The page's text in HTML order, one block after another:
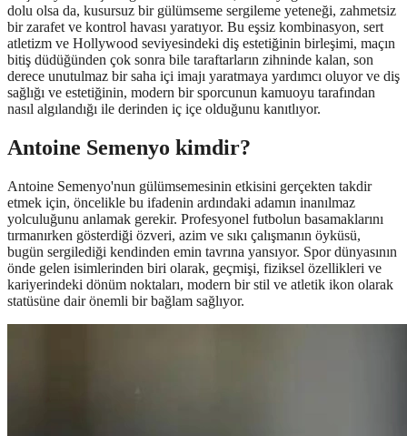
dolu olsa da, kusursuz bir gülümseme sergileme yeteneği, zahmetsiz
bir zarafet ve kontrol havası yaratıyor. Bu eşsiz kombinasyon, sert
atletizm ve Hollywood seviyesindeki diş estetiğinin birleşimi, maçın
bitiş düdüğünden çok sonra bile taraftarların zihninde kalan, son
derece unutulmaz bir saha içi imajı yaratmaya yardımcı oluyor ve diş
sağlığı ve estetiğinin, modern bir sporcunun kamuoyu tarafından
nasıl algılandığı ile derinden iç içe olduğunu kanıtlıyor.
Antoine Semenyo kimdir?
Antoine Semenyo'nun gülümsemesinin etkisini gerçekten takdir
etmek için, öncelikle bu ifadenin ardındaki adamın inanılmaz
yolculuğunu anlamak gerekir. Profesyonel futbolun basamaklarını
tırmanırken gösterdiği özveri, azim ve sıkı çalışmanın öyküsü,
bugün sergilediği kendinden emin tavrına yansıyor. Spor dünyasının
önde gelen isimlerinden biri olarak, geçmişi, fiziksel özellikleri ve
kariyerindeki dönüm noktaları, modern bir stil ve atletik ikon olarak
statüsüne dair önemli bir bağlam sağlıyor.